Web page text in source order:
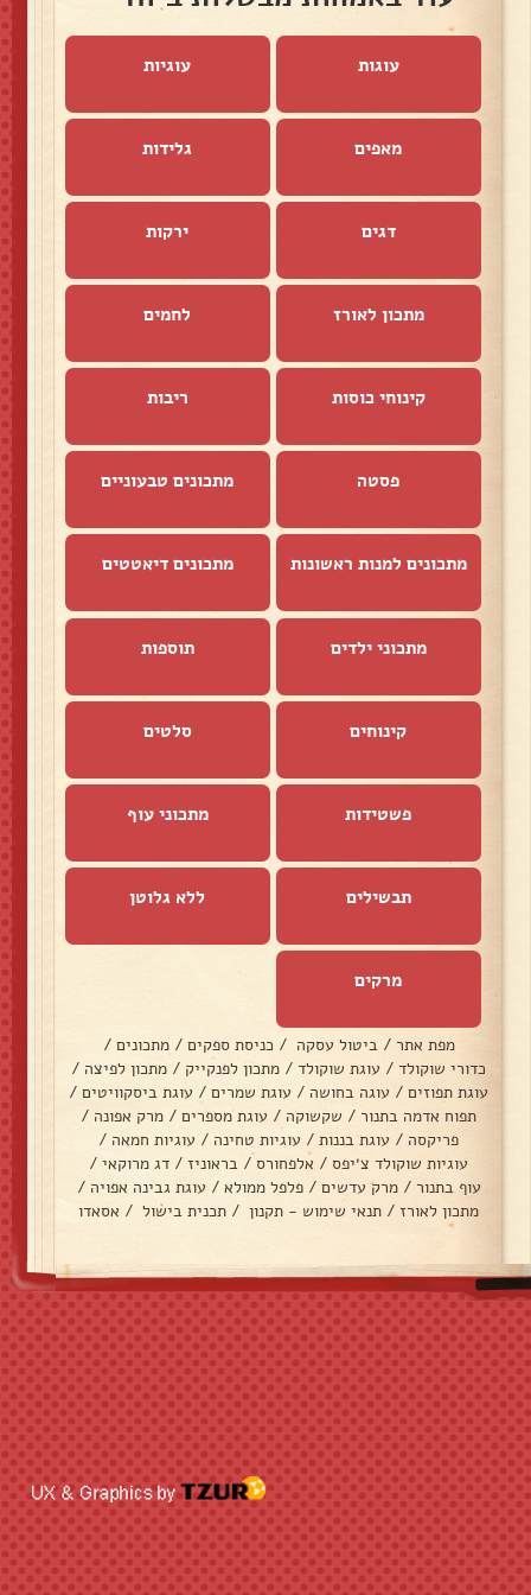
עוגות עוגיות
מאפים גלידות
דגים ירקות
מתכון לאורז לחמים
קינוחי כוסות ריבות
פסטה מתכונים טבעוניים
מתכונים למנות ראשונות מתכונים דיאטטים
מתכוני ילדים תוספות
קינוחים סלטים
פשטידות מתכוני עוף
תבשילים ללא גלוטן
מרקים
מפת אתר / ביטול עסקה / כניסת ספקים / מתכונים /
כדורי שוקולד / עוגת שוקולד / מתכון לפנקייק / מתכון לפיצה /
עוגת תפוזים / עוגה בחושה / עוגת שמרים / עוגת ביסקוויטים /
תפוח אדמה בתנור / שקשוקה / עוגת מספרים / מרק אפונה /
פריקסה / עוגת בננות / עוגיות טחינה / עוגיות חמאה /
עוגיות שוקולד צ׳יפס / אלפחורס / בראוניז / דג מרוקאי /
עוף בתנור / מרק עדשים / פלפל ממולא / עוגת גבינה אפויה /
מתכון לאורז / תנאי שימוש - תקנון / תכנית בישול / אסאדו